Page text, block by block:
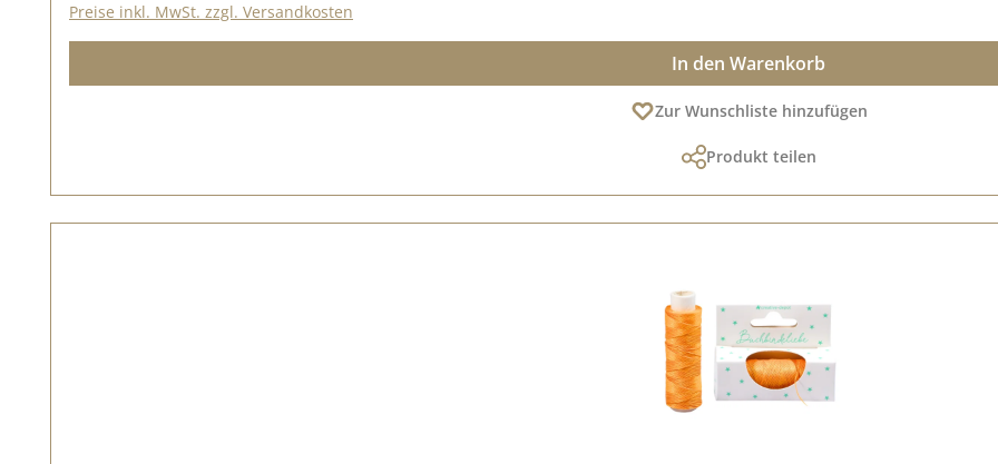
Preise inkl. MwSt. zzgl. Versandkosten
In den Warenkorb
Zur Wunschliste hinzufügen
Produkt teilen